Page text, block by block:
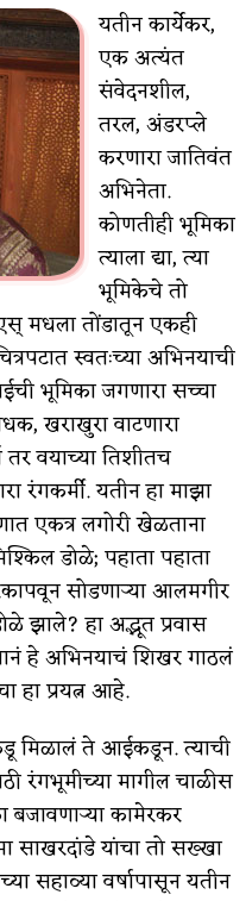
तुम्हाला!
होता
समाजसेवेचा ध्यास : डॉ. राहुल
धोका टळला असे नाही!
महत्त्वाच्या घटना
कुटुंब का गरजेचं?
यतीन कार्येकर,
एक अत्यंत
संवेदनशील,
तरल, अंडरप्ले
करणारा जातिवंत
अभिनेता.
कोणतीही भूमिका
त्याला द्या, त्या
भूमिकेचे तो
मधला तोंडातून एकही
स्वतःच्या अभिनयाची
भूमिका जगणारा सच्चा
खराखुरा वाटणारा
तर वयाच्या तिशीतच
रंगकर्मी. यतीन हा माझा
एकत्र लगोरी खेळताना
डोळे; पहाता पहाता
सोडणार्‍या आलमगीर
झाले? हा अद्भूत प्रवास
हे अभिनयाचं शिखर गाठलं
हा प्रयत्न आहे.
मिळालं ते आईकडून. त्याची
रंगभूमीच्या मागील चाळीस
बजावणार्‍या कामेरकर
साखरदांडे यांचा तो सख्खा
सहाव्या वर्षापासून यतीन